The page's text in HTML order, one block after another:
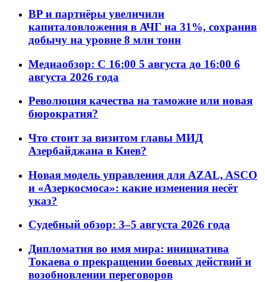
BP и партнёры увеличили
капиталовложения в АЧГ на 31%, сохранив
добычу на уровне 8 млн тонн
Медиаобзор: С 16:00 5 августа до 16:00 6
августа 2026 года
Революция качества на таможне или новая
бюрократия?
Что стоит за визитом главы МИД
Азербайджана в Киев?
Новая модель управления для AZAL, ASCO
и «Азеркосмоса»: какие изменения несёт
указ?
Судебный обзор: 3–5 августа 2026 года
Дипломатия во имя мира: инициатива
Токаева о прекращении боевых действий и
возобновлении переговоров